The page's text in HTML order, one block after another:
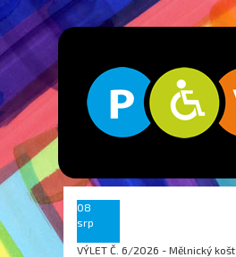
08
srp
VÝLET Č. 6/2026 - Mělnický košt